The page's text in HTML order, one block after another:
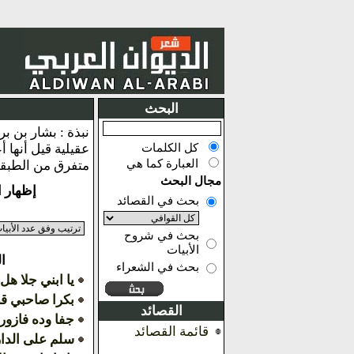
البحث
كل الكلمات
العبارة كما هي
مجال البحث
بحث في القصائد
بحث في شروح
الأبيات
بحث في الشعراء
القصائد
قائمة القصائد
متفرق من
إظهار
يا ابني جلا
بكرا صاحبي
جفا وده
سلم على